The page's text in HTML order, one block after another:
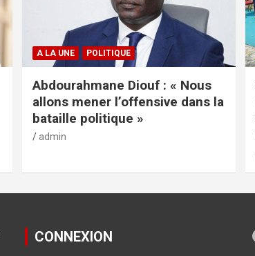
A LA UNE POLITIQUE
Abdourahmane Diouf : « Nous
allons mener l’offensive dans la
bataille politique »
admin
CONNEXION